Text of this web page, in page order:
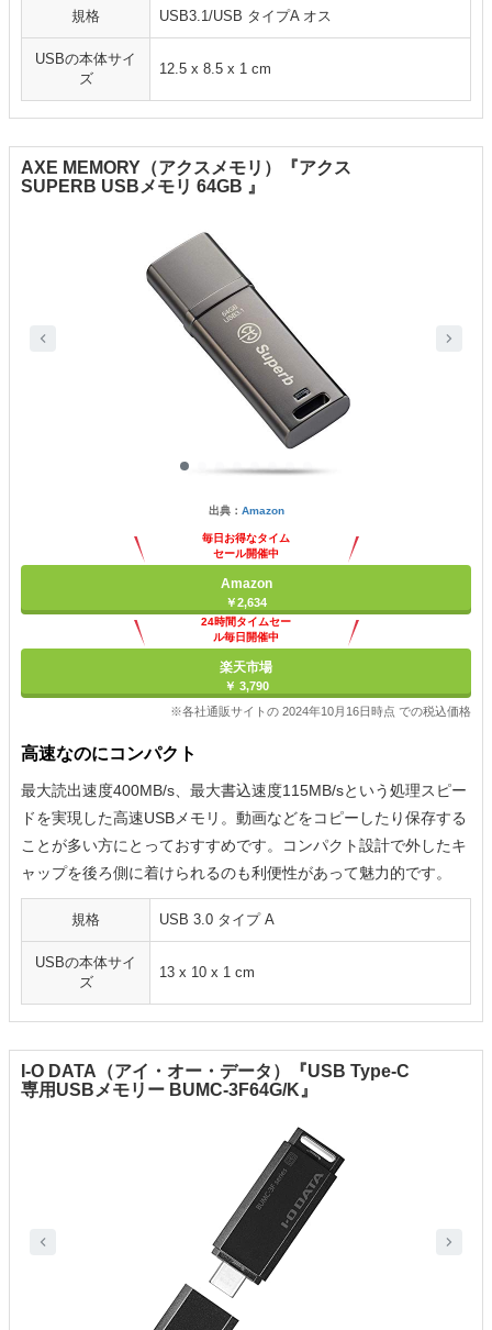
規格 USB3.1/USB タイプA オス
USBの本体サイ
ズ
12.5 x 8.5 x 1 cm
AXE MEMORY（アクスメモリ）『アクス
SUPERB USBメモリ 64GB 』
出典： Amazon
毎日お得なタイム
セール開催中
Amazon
￥2,634
24時間タイムセー
ル毎日開催中
楽天市場
￥ 3,790
※各社通販サイトの 2024年10月16日時点 での税込価格
高速なのにコンパクト
最大読出速度400MB/s、最大書込速度115MB/sという処理スピー
ドを実現した高速USBメモリ。動画などをコピーしたり保存する
ことが多い方にとっておすすめです。コンパクト設計で外したキ
ャップを後ろ側に着けられるのも利便性があって魅力的です。
規格 USB 3.0 タイプ A
USBの本体サイ
ズ
‎13 x 10 x 1 cm
I-O DATA（アイ・オー・データ）『USB Type-C
専用USBメモリー BUMC-3F64G/K』